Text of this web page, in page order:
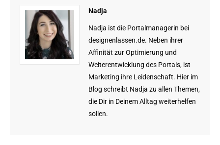
Nadja
Nadja ist die Portalmanagerin bei
designenlassen.de. Neben ihrer
Affinität zur Optimierung und
Weiterentwicklung des Portals, ist
Marketing ihre Leidenschaft. Hier im
Blog schreibt Nadja zu allen Themen,
die Dir in Deinem Alltag weiterhelfen
sollen.